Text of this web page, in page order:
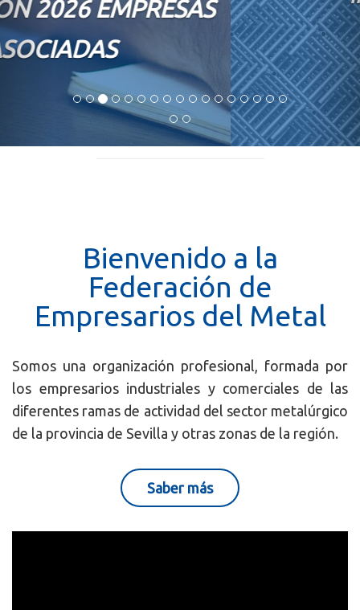
Bienvenido a la
Federación de
Empresarios del Metal
Somos una organización profesional, formada por
los empresarios industriales y comerciales de las
diferentes ramas de actividad del sector metalúrgico
de la provincia de Sevilla y otras zonas de la región.
Saber más